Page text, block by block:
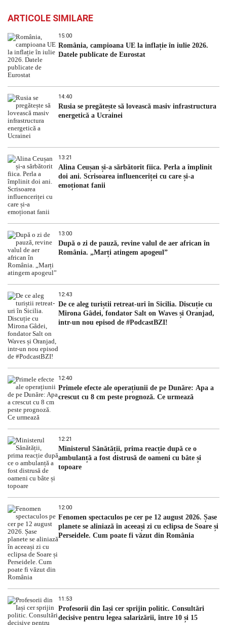
ARTICOLE SIMILARE
15:00
România, campioana UE la inflație în iulie 2026.
Datele publicate de Eurostat
14:40
Rusia se pregătește să lovească masiv infrastructura
energetică a Ucrainei
13:21
Alina Ceușan și-a sărbătorit fiica. Perla a împlinit
doi ani. Scrisoarea influenceriței cu care și-a
emoționat fanii
13:00
După o zi de pauză, revine valul de aer african în
România. „Marți atingem apogeul”
12:43
De ce aleg turiștii retreat-uri în Sicilia. Discuție cu
Mirona Gâdei, fondator Salt on Waves și Oranjad,
intr-un nou episod de #PodcastBZI!
12:40
Primele efecte ale operațiunii de pe Dunăre: Apa a
crescut cu 8 cm peste prognoză. Ce urmează
12:21
Ministerul Sănătății, prima reacție după ce o
ambulanță a fost distrusă de oameni cu bâte și
topoare
12:00
Fenomen spectaculos pe cer pe 12 august 2026. Șase
planete se aliniază în aceeași zi cu eclipsa de Soare și
Perseidele. Cum poate fi văzut din România
11:53
Profesorii din Iași cer sprijin politic. Consultări
decisive pentru legea salarizării, între 10 și 15